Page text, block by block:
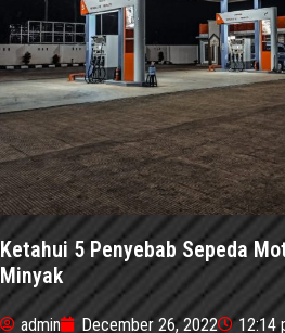
Ketahui 5 Penyebab Sepeda
Minyak
admin December 26, 2022 12:14